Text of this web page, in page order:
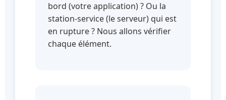
bord (votre application) ? Ou la
station-service (le serveur) qui est
en rupture ? Nous allons vérifier
chaque élément.